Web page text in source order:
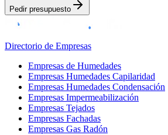
Pedir presupuesto
Directorio de Empresas
Empresas de Humedades
Empresas Humedades Capilaridad
Empresas Humedades Condensación
Empresas Impermeabilización
Empresas Tejados
Empresas Fachadas
Empresas Gas Radón